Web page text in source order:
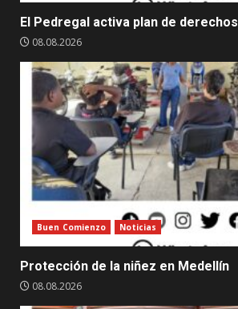
El Pedregal activa plan de derechos
08.08.2026
Buen Comienzo Noticias
Protección de la niñez en Medellín
08.08.2026